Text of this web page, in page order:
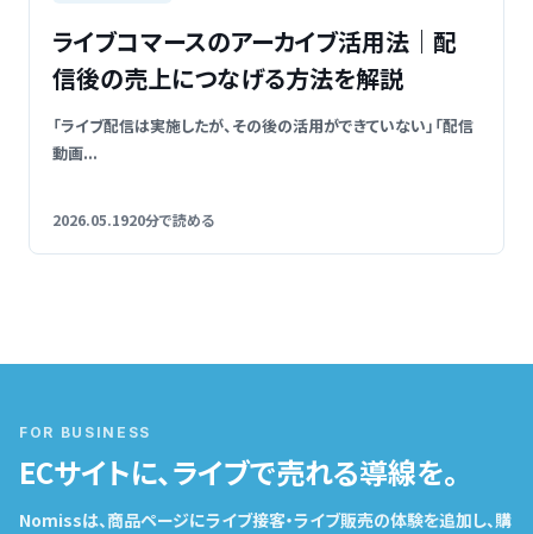
ライブコマースのアーカイブ活用法｜配
信後の売上につなげる方法を解説
「ライブ配信は実施したが、その後の活用ができていない」「配信
動画...
2026.05.1920分で読める
FOR BUSINESS
ECサイトに、ライブで売れる導線を。
Nomissは、商品ページにライブ接客・ライブ販売の体験を追加し、購